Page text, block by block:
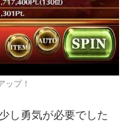
ップ！
し勇気が必要でした